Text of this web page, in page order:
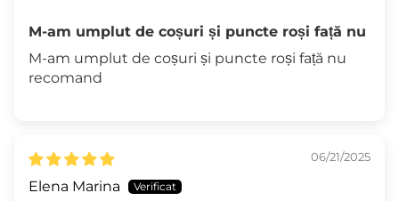
M-am umplut de coșuri și puncte roși față nu
M-am umplut de coșuri și puncte roși față nu
recomand
06/21/2025
Elena Marina